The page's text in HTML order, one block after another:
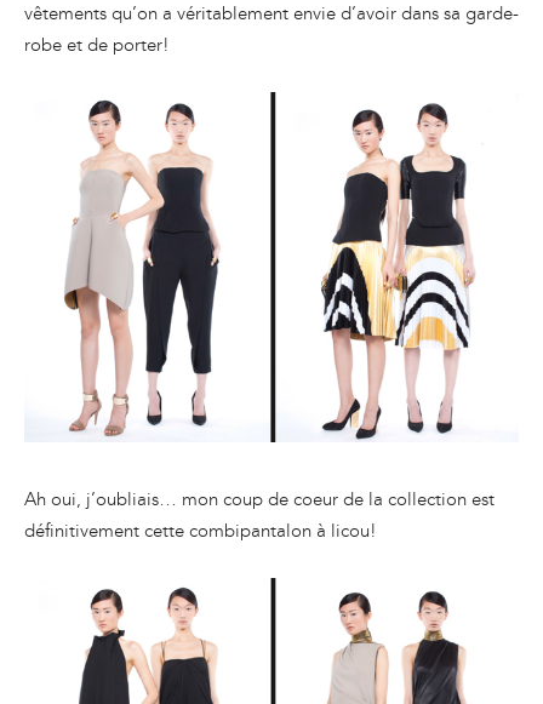
vêtements qu’on a véritablement envie d’avoir dans sa garde-
robe et de porter!
Ah oui, j’oubliais… mon coup de coeur de la collection est
définitivement cette combipantalon à licou!